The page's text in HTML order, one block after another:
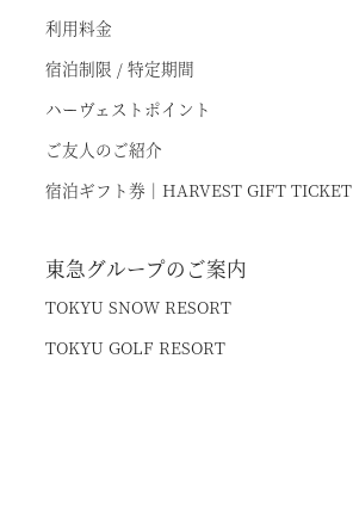
南紀田辺
京都鷹峯
お電話でのご予約はこちら
利用料金
宿泊制限 / 特定期間
ハーヴェストポイント
ご友人のご紹介
宿泊ギフト券｜HARVEST GIFT TICKET
東急グループのご案内
TOKYU SNOW RESORT
TOKYU GOLF RESORT